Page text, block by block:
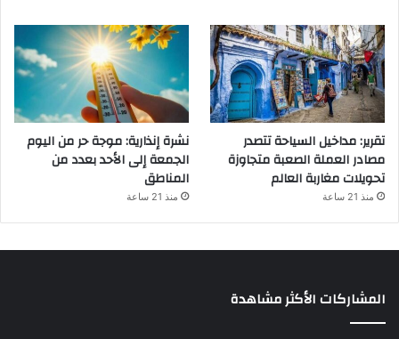
تقرير: مداخيل السياحة تتصدر
مصادر العملة الصعبة متجاوزة
تحويلات مغاربة العالم
منذ 21 ساعة
نشرة إنذارية: موجة حر من اليوم
الجمعة إلى الأحد بعدد من
المناطق
منذ 21 ساعة
المشاركات الأكثر مشاهدة